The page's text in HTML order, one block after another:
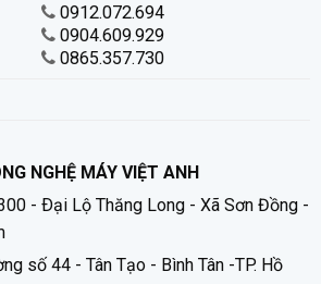
0912.072.694
0904.609.929
0865.357.730
NGHỆ MÁY VIỆT ANH
- Ðại Lộ Thăng Long - Xã Sơn Đồng -
số 44 - Tân Tạo - Bình Tân -TP. Hồ